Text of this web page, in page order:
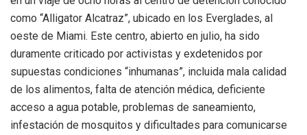
como “Alligator Alcatraz”, ubicado en los Everglades, al
oeste de Miami. Este centro, abierto en julio, ha sido
duramente criticado por activistas y exdetenidos por
supuestas condiciones “inhumanas”, incluida mala calidad
de los alimentos, falta de atención médica, deficiente
acceso a agua potable, problemas de saneamiento,
infestación de mosquitos y dificultades para comunicarse